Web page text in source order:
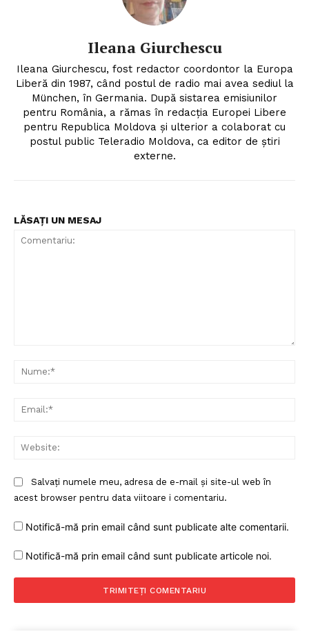
Un proiect
FREEDOM HOUSE ROMÂNIA
PRESShub
Ileana Giurchescu
Ileana Giurchescu, fost redactor coordontor la Europa
Liberă din 1987, când postul de radio mai avea sediul la
München, în Germania. După sistarea emisiunilor
pentru România, a rămas în redacția Europei Libere
pentru Republica Moldova și ulterior a colaborat cu
postul public Teleradio Moldova, ca editor de știri
externe.
LĂSAȚI UN MESAJ
Salvați numele meu, adresa de e-mail și site-ul web în
acest browser pentru data viitoare i comentariu.
Notifică-mă prin email când sunt publicate alte comentarii.
Notifică-mă prin email când sunt publicate articole noi.